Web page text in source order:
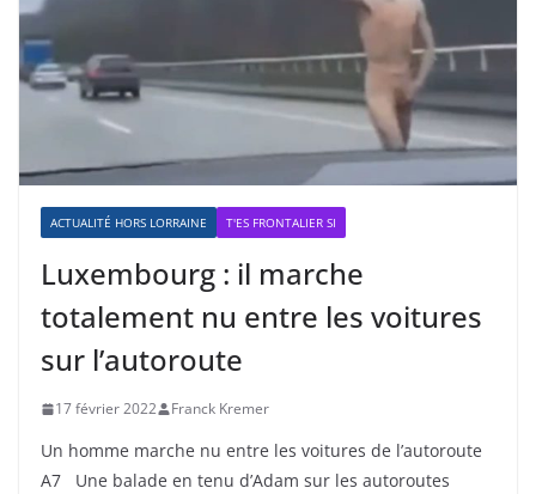
ACTUALITÉ HORS LORRAINE T'ES FRONTALIER SI
Luxembourg : il marche
totalement nu entre les voitures
sur l’autoroute
17 février 2022 Franck Kremer
Un homme marche nu entre les voitures de l’autoroute
A7 Une balade en tenu d’Adam sur les autoroutes